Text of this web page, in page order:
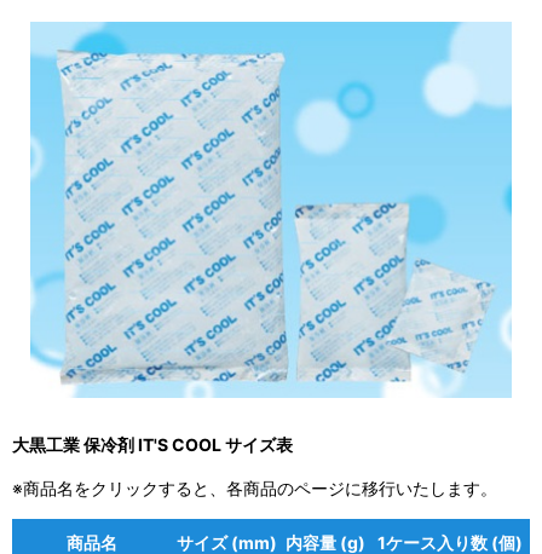
大黒工業 保冷剤 IT'S COOL サイズ表
※商品名をクリックすると、各商品のページに移行いたします。
商品名 サイズ (mm) 内容量 (g)
1ケース入り数 (個)